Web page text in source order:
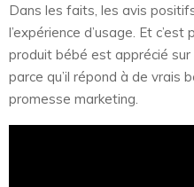
Dans les faits, les avis
l’expérience d’usage. Et
produit bébé est apprécié sur
parce qu’il répond à de vrais
promesse marketing.